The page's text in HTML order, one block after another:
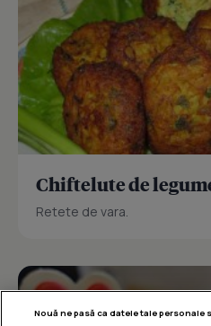
Chiftelute de
Retete de vara.
Nouă ne pasă ca datele tale personale